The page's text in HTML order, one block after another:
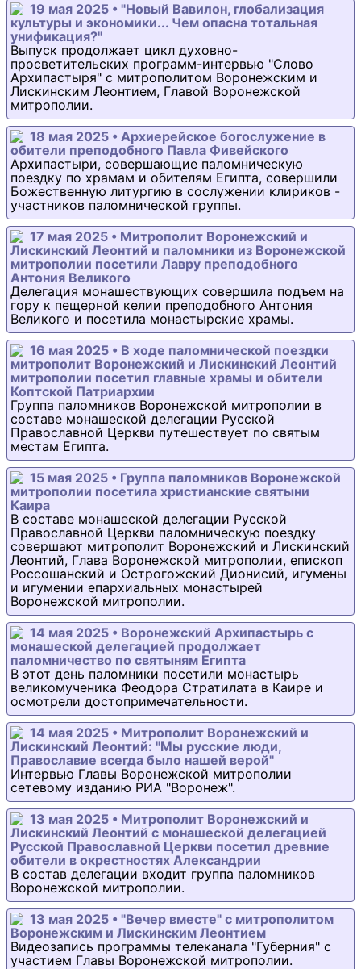
19 мая 2025 • "Новый Вавилон, глобализация
культуры и экономики... Чем опасна тотальная
унификация?"
Выпуск продолжает цикл духовно-
просветительских программ-интервью "Слово
Архипастыря" с митрополитом Воронежским и
Лискинским Леонтием, Главой Воронежской
митрополии.
18 мая 2025 • Архиерейское богослужение в
обители преподобного Павла Фивейского
Архипастыри, совершающие паломническую
поездку по храмам и обителям Египта, совершили
Божественную литургию в сослужении клириков -
участников паломнической группы.
17 мая 2025 • Митрополит Воронежский и
Лискинский Леонтий и паломники из Воронежской
митрополии посетили Лавру преподобного
Антония Великого
Делегация монашествующих совершила подъем на
гору к пещерной келии преподобного Антония
Великого и посетила монастырские храмы.
16 мая 2025 • В ходе паломнической поездки
митрополит Воронежский и Лискинский Леонтий
митрополии посетил главные храмы и обители
Коптской Патриархии
Группа паломников Воронежской митрополии в
составе монашеской делегации Русской
Православной Церкви путешествует по святым
местам Египта.
15 мая 2025 • Группа паломников Воронежской
митрополии посетила христианские святыни
Каира
В составе монашеской делегации Русской
Православной Церкви паломническую поездку
совершают митрополит Воронежский и Лискинский
Леонтий, Глава Воронежской митрополии, епископ
Россошанский и Острогожский Дионисий, игумены
и игумении епархиальных монастырей
Воронежской митрополии.
14 мая 2025 • Воронежский Архипастырь с
монашеской делегацией продолжает
паломничество по святыням Египта
В этот день паломники посетили монастырь
великомученика Феодора Стратилата в Каире и
осмотрели достопримечательности.
14 мая 2025 • Митрополит Воронежский и
Лискинский Леонтий: "Мы русские люди,
Православие всегда было нашей верой"
Интервью Главы Воронежской митрополии
сетевому изданию РИА "Воронеж".
13 мая 2025 • Митрополит Воронежский и
Лискинский Леонтий с монашеской делегацией
Русской Православной Церкви посетил древние
обители в окрестностях Александрии
В состав делегации входит группа паломников
Воронежской митрополии.
13 мая 2025 • "Вечер вместе" с митрополитом
Воронежским и Лискинским Леонтием
Видеозапись программы телеканала "Губерния" с
участием Главы Воронежской митрополии.